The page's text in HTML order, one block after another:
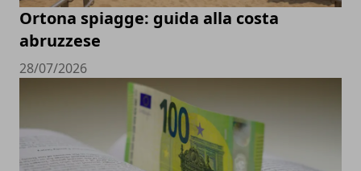
Ortona spiagge: guida alla costa
abruzzese
28/07/2026